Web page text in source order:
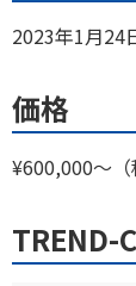
2023年1月24
価格
¥600,000～（
TREND-